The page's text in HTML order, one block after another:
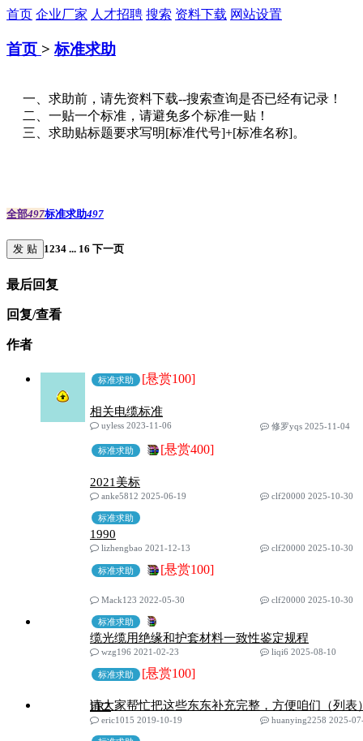
首页 企业厂家 人才招聘 搜索 资料下载 网站设置
首页 >标准求助
一、求助前，请先资料下载--搜索查询是否已经有记录！
二、一贴一个标准，请避免多个标准一贴！
三、求助贴标题要求写明[标准代号]+[标准名称]。
全部497标准求助497
发 贴 1234 ... 16 下一页
最后回复
回复/查看
作者
标准求助 [悬赏100]
相关电缆标准
uyless 2023-11-06
修罗yqs 2025-11-04
标准求助 [悬赏400]
2021美标
anke5812 2025-06-19
clf20000 2025-10-30
标准求助
1990
lizhengbao 2021-12-13
clf20000 2025-10-30
标准求助 [悬赏100]
Mack123 2022-05-30 clf20000 2025-10-30
标准求助
缆光缆用绝缘和护套材料一致性鉴定规程
wzg196 2021-02-23
liqi6 2025-08-10
标准求助 [悬赏100]
FR2
eric1015 2019-10-19
huanying2258 2025-
请大家帮忙把这些东东补充完整，方便咱们（列表）